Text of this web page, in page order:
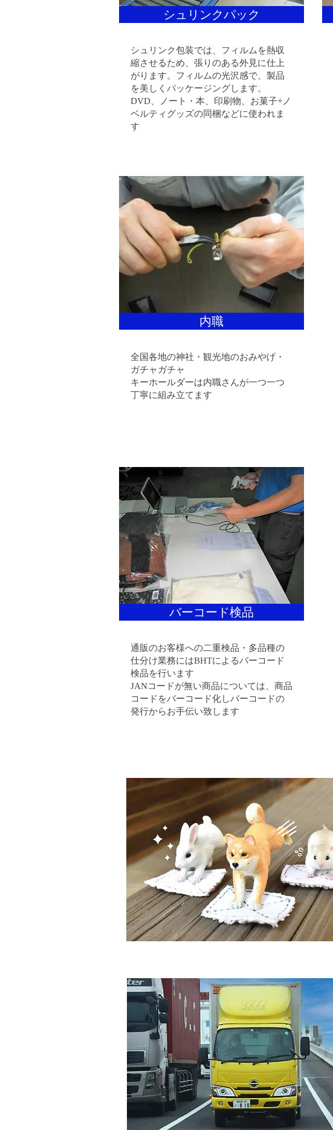
シュリンクパック
シュリンク包装では、フィルムを熱収
縮させるため、張りのある外見に仕上
がります。フィルムの光沢感で、製品
を美しくパッケージングします。
DVD、ノート・本、印刷物、お菓子+ノ
ベルティグッズの同梱などに使われま
す
内職
全国各地の神社・観光地のおみやげ・
ガチャガチャ
キーホールダーは内職さんが一つ一つ
丁寧に組み立てます
バーコード検品
通販のお客様への二重検品・多品種の
仕分け業務にはBHTによるバーコード
検品を行います
JANコードが無い商品については、商品
コードをバーコード化しバーコードの
発行からお手伝い致します